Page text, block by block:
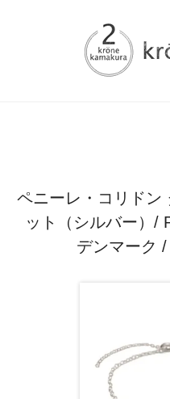
ペニーレ・コリドン
ット（シルバー）/
デンマーク